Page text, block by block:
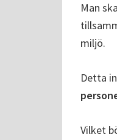
Man
miljö.
Detta
Vilket